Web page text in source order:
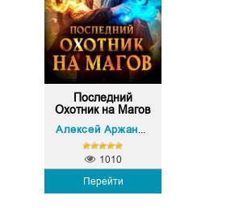
Последний
Охотник на Магов
Перейти
1010